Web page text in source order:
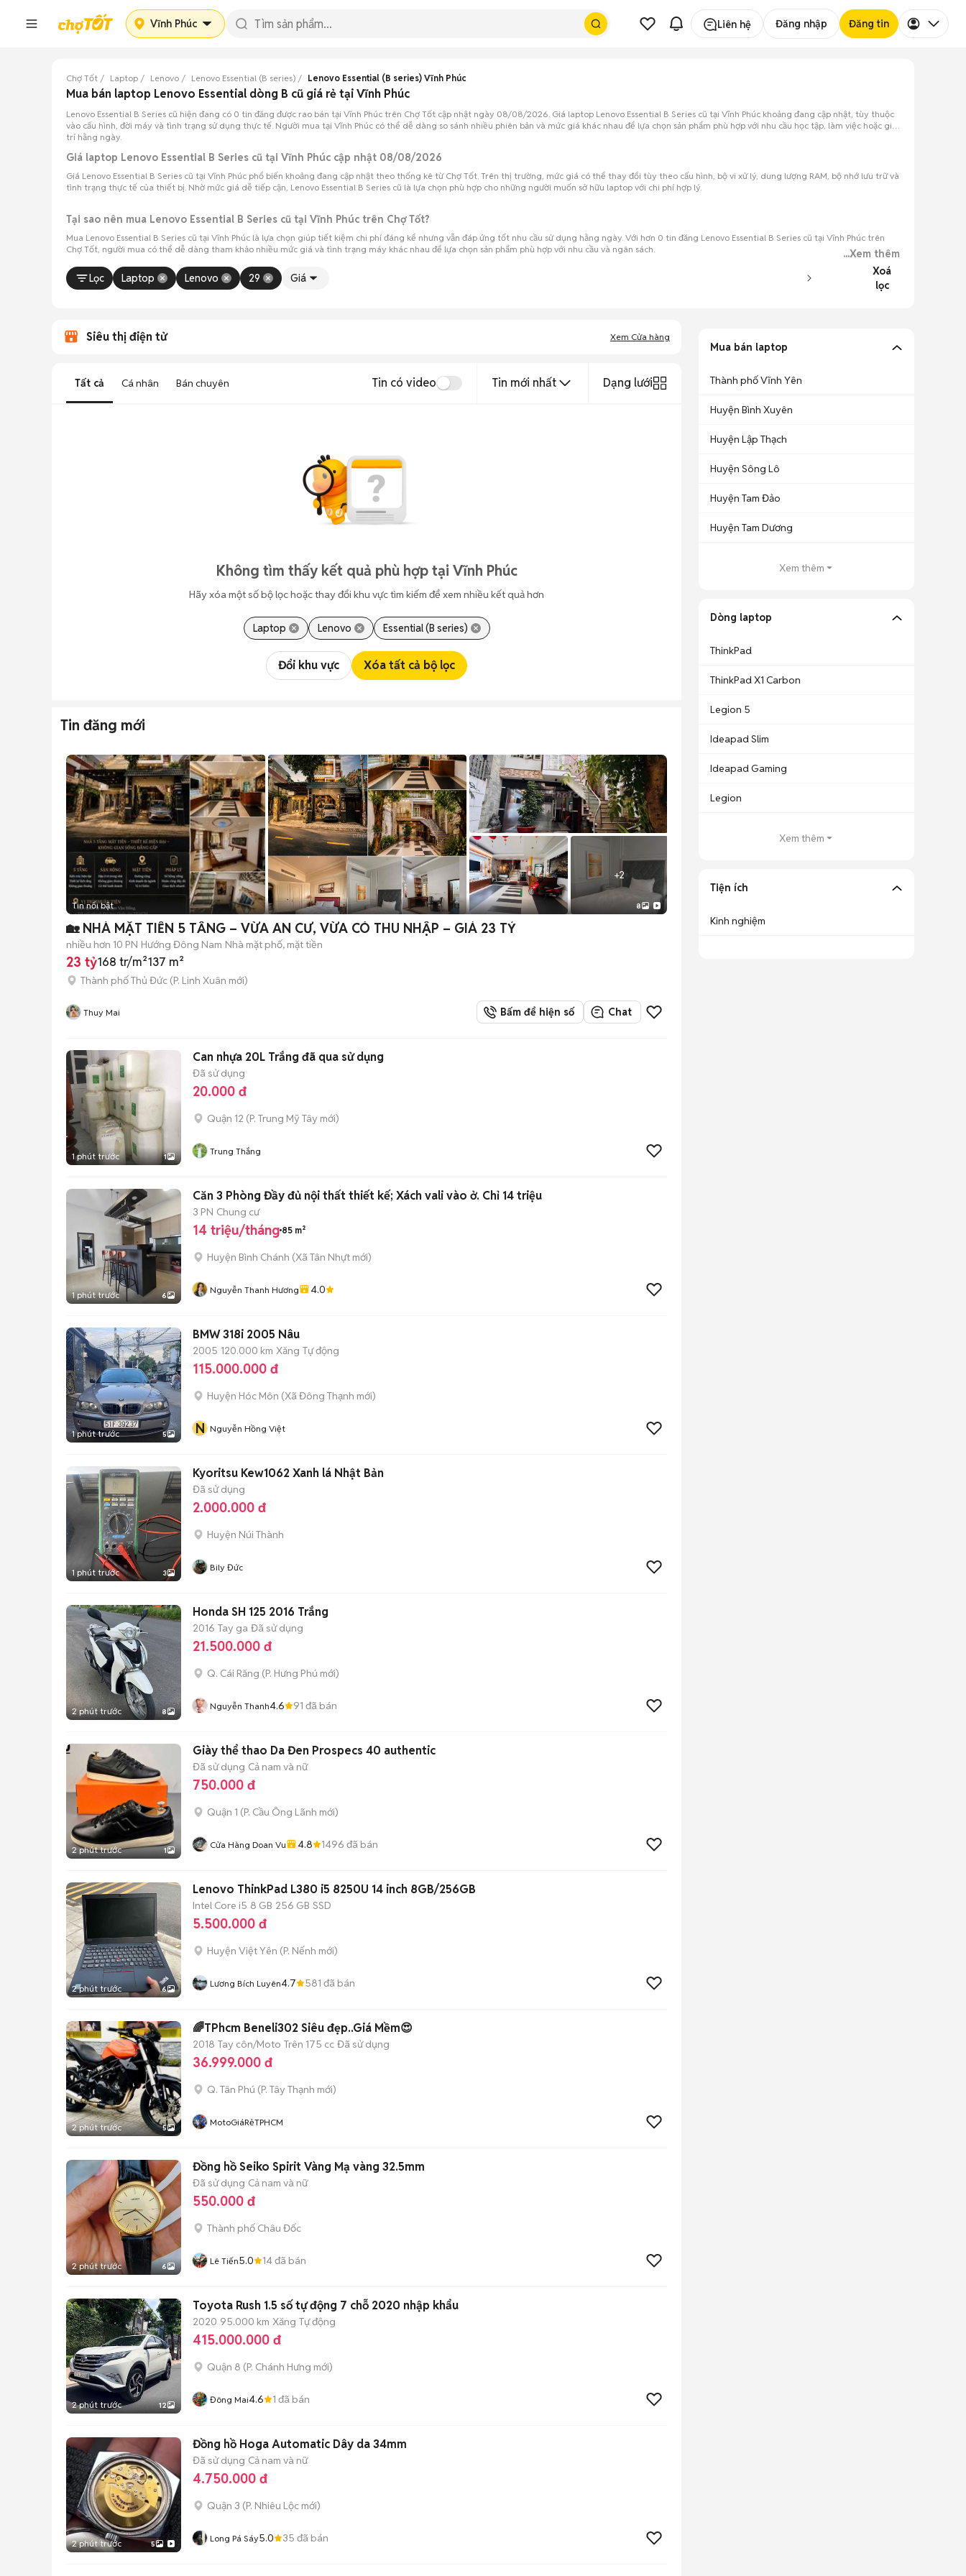
Vĩnh Phúc Liên hệ Đăng nhập Đăng tin
Chợ Tốt Laptop Lenovo Lenovo Essential (B series) Lenovo Essential (B series) Vĩnh Phúc
Mua bán laptop Lenovo Essential dòng B cũ giá rẻ tại Vĩnh Phúc
Lenovo Essential B Series cũ hiện đang có 0 tin đăng được rao bán tại Vĩnh Phúc trên Chợ Tốt cập nhật ngày 08/08/2026. Giá laptop Lenovo Essential B Series cũ tại Vĩnh Phúc khoảng đang cập nhật, tùy thuộc
vào cấu hình, đời máy và tình trạng sử dụng thực tế. Người mua tại Vĩnh Phúc có thể dễ dàng so sánh nhiều phiên bản và mức giá khác nhau để lựa chọn sản phẩm phù hợp với nhu cầu học tập, làm việc hoặc giải
trí hằng ngày.
Giá laptop Lenovo Essential B Series cũ tại Vĩnh Phúc cập nhật 08/08/2026
Giá Lenovo Essential B Series cũ tại Vĩnh Phúc phổ biến khoảng đang cập nhật theo thống kê từ Chợ Tốt. Trên thị trường, mức giá có thể thay đổi tùy theo cấu hình, bộ vi xử lý, dung lượng RAM, bộ nhớ lưu trữ và
tình trạng thực tế của thiết bị. Nhờ mức giá dễ tiếp cận, Lenovo Essential B Series cũ là lựa chọn phù hợp cho những người muốn sở hữu laptop với chi phí hợp lý.
Tại sao nên mua Lenovo Essential B Series cũ tại Vĩnh Phúc trên Chợ Tốt?
Mua Lenovo Essential B Series cũ tại Vĩnh Phúc là lựa chọn giúp tiết kiệm chi phí đáng kể nhưng vẫn đáp ứng tốt nhu cầu sử dụng hằng ngày. Với hơn 0 tin đăng Lenovo Essential B Series cũ tại Vĩnh Phúc trên
Chợ Tốt, người mua có thể dễ dàng tham khảo nhiều mức giá và tình trạng máy khác nhau để lựa chọn sản phẩm phù hợp với nhu cầu và ngân sách.
...Xem thêm
Lọc
Laptop Lenovo 29 Giá
Xoá
lọc
Siêu thị điện tử Xem Cửa hàng
Tất cả Cá nhân Bán chuyên Tin có video Tin mới nhất Dạng lưới
Không tìm thấy kết quả phù hợp tại Vĩnh Phúc
Hãy xóa một số bộ lọc hoặc thay đổi khu vực tìm kiếm để xem nhiều kết quả hơn
Laptop Lenovo Essential (B series)
Đổi khu vực Xóa tất cả bộ lọc
Tin đăng mới
+2
Tin nổi bật 8
🏡 NHÀ MẶT TIỀN 5 TẦNG – VỪA AN CƯ, VỪA CÓ THU NHẬP – GIÁ 23 TỶ
nhiều hơn 10 PN Hướng Đông Nam Nhà mặt phố, mặt tiền
23 tỷ168 tr/m²137 m²
Thành phố Thủ Đức (P. Linh Xuân mới)
Thuy Mai Bấm để hiện số Chat
1 phút trước 1
Can nhựa 20L Trắng đã qua sử dụng
Đã sử dụng
20.000 đ
Quận 12 (P. Trung Mỹ Tây mới)
Trung Thắng
1 phút trước 6
Căn 3 Phòng Đầy đủ nội thất thiết kế; Xách vali vào ở. Chỉ 14 triệu
3 PN Chung cư
14 triệu/tháng 85 m²
Huyện Bình Chánh (Xã Tân Nhựt mới)
Nguyễn Thanh Hương 4.0
1 phút trước 5
BMW 318i 2005 Nâu
2005 120.000 km Xăng Tự động
115.000.000 đ
Huyện Hóc Môn (Xã Đông Thạnh mới)
N Nguyễn Hồng Việt
1 phút trước 3
Kyoritsu Kew1062 Xanh lá Nhật Bản
Đã sử dụng
2.000.000 đ
Huyện Núi Thành
Bily Đức
2 phút trước 8
Honda SH 125 2016 Trắng
2016 Tay ga Đã sử dụng
21.500.000 đ
Q. Cái Răng (P. Hưng Phú mới)
Nguyễn Thanh4.6 91 đã bán
2 phút trước 1
Giày thể thao Da Đen Prospecs 40 authentic
Đã sử dụng Cả nam và nữ
750.000 đ
Quận 1 (P. Cầu Ông Lãnh mới)
Cửa Hàng Doan Vu 4.8 1496 đã bán
2 phút trước 6
Lenovo ThinkPad L380 i5 8250U 14 inch 8GB/256GB
Intel Core i5 8 GB 256 GB SSD
5.500.000 đ
Huyện Việt Yên (P. Nếnh mới)
Lương Bích Luyên4.7 581 đã bán
2 phút trước 5
🌈TPhcm Beneli302 Siêu đẹp..Giá Mềm😍
2018 Tay côn/Moto Trên 175 cc Đã sử dụng
36.999.000 đ
Q. Tân Phú (P. Tây Thạnh mới)
MotoGiáRẻTPHCM
2 phút trước 6
Đồng hồ Seiko Spirit Vàng Mạ vàng 32.5mm
Đã sử dụng Cả nam và nữ
550.000 đ
Thành phố Châu Đốc
Lê Tiến5.0 14đã bán
2 phút trước 12
Toyota Rush 1.5 số tự động 7 chỗ 2020 nhập khẩu
2020 95.000 km Xăng Tự động
415.000.000 đ
Quận 8 (P. Chánh Hưng mới)
Đông Mai4.6 1 đã bán
2 phút trước 5
Đồng hồ Hoga Automatic Dây da 34mm
Đã sử dụng Cả nam và nữ
4.750.000 đ
Quận 3 (P. Nhiêu Lộc mới)
Long Pá Sáy5.0 35 đã bán
Mua bán laptop
Thành phố Vĩnh Yên
Huyện Bình Xuyên
Huyện Lập Thạch
Huyện Sông Lô
Huyện Tam Đảo
Huyện Tam Dương
Xem thêm
Dòng laptop
ThinkPad
ThinkPad X1 Carbon
Legion 5
Ideapad Slim
Ideapad Gaming
Legion
Xem thêm
Tiện ích
Kinh nghiệm